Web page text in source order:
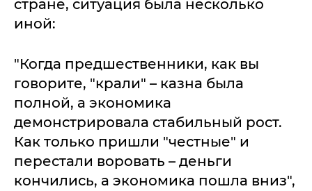
стране, ситуация была несколько
иной:
"Когда предшественники, как вы
говорите, "крали" – казна была
полной, а экономика
демонстрировала стабильный рост.
Как только пришли "честные" и
перестали воровать – деньги
кончились, а экономика пошла вниз",